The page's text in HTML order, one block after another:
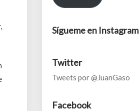
Sígueme en Instagram
Twitter
Tweets por @JuanGaso
Facebook